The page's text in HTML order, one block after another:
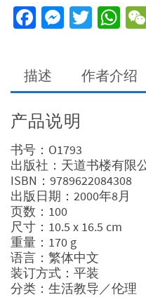
Facebook
描述 作者介绍
产品说明
书号：O1793
出版社：天道书楼有限
ISBN：9789622084308
出版日期：2000年8月
页数：100
尺寸：10.5 x 16.5 cm
重量：170 g
语言：繁体中文
装订方式：平装
分类：生活教导／伦理